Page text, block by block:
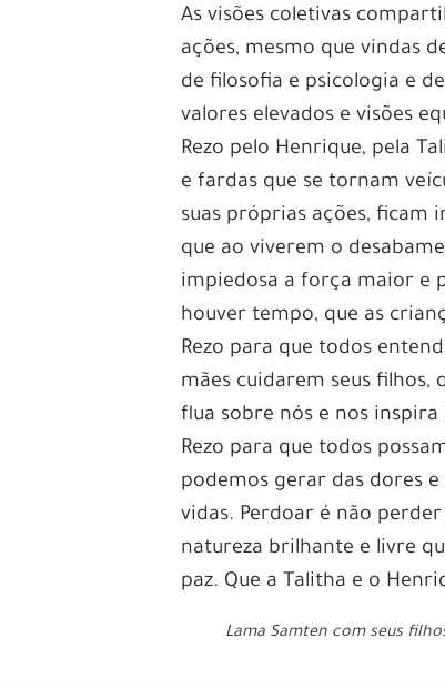
As visões coletivas
ações, mesmo que vindas
de filosofia e psicologia e
valores elevados e visões
Rezo pelo Henrique, pela
e fardas que se tornam
suas próprias ações, ficam
que ao viverem o
impiedosa a força maior e
houver tempo, que as
Rezo para que todos
mães cuidarem seus filhos,
flua sobre nós e nos inspira
Rezo para que todos
podemos gerar das dores
vidas. Perdoar é não
natureza brilhante e livre
paz. Que a Talitha e o
Lama Samten com seus